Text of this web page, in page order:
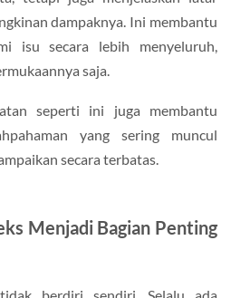
dampaknya. Ini membantu
isu secara lebih menyeluruh,
saja.
seperti ini juga membantu
yang sering muncul
secara terbatas.
Menjadi Bagian Penting
berdiri sendiri. Selalu ada